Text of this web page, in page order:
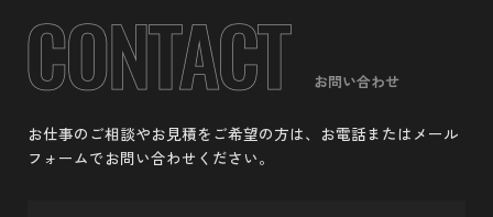
お問い合わせ
お仕事のご相談やお見積をご希望の方は、お電話またはメール
フォームでお問い合わせください。